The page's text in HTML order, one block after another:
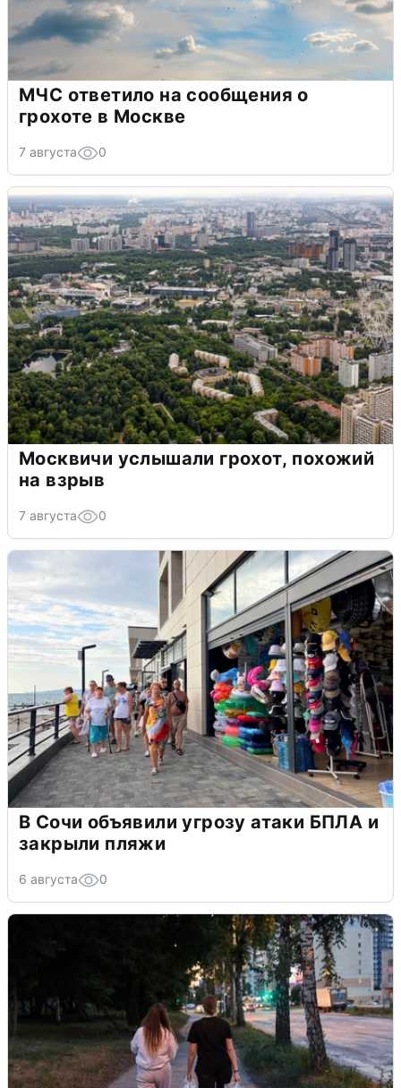
МЧС ответило на сообщения о
грохоте в Москве
7 августа 0
Москвичи услышали грохот, похожий
на взрыв
7 августа 0
В Сочи объявили угрозу атаки БПЛА и
закрыли пляжи
6 августа 0